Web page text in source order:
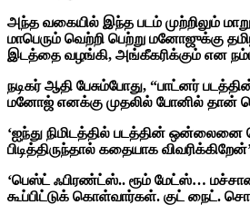
அந்த வகையில் இந்த படம் முற்றிலும்
மாபெரும் வெற்றி பெற்று மனோஜுக்கு
இடத்தை வழங்கி, அங்கீகரிக்கும் என
நடிகர் ஆதி பேசும்போது, “பாட்னர்
மனோஜ் எனக்கு முதலில் போனில் தான்
‘ஐந்து நிமிடத்தில் படத்தின் ஒன்லைனை
பிடித்திருந்தால் கதையாக
‘பெஸ்ட் ஃபிரண்ட்ஸ்.. ரூம் மேட்ஸ்…
கூப்பிட்டுக் கொள்வார்கள். குட் நைட்.